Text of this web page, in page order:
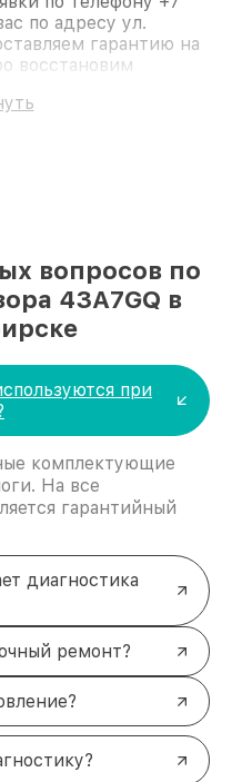
по адресу ул.
гарантию на
восстановим
вопросов по
43A7GQ в
при
комплектующие
На все
гарантийный
диагностика
ремонт?